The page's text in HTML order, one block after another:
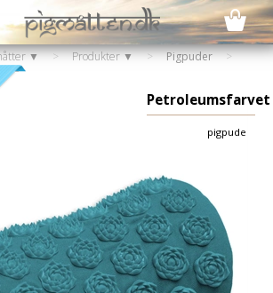
▼ > Produkter ▼ > Pigpuder
Petroleumsfarvet
pigpude